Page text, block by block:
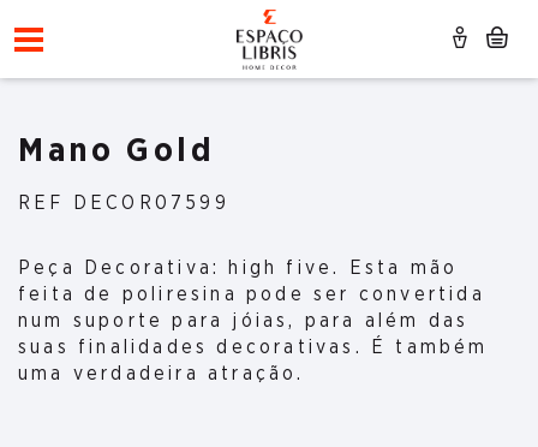
Mano Gold
REF DECOR07599
Peça Decorativa: high five. Esta mão
feita de poliresina pode ser convertida
num suporte para jóias, para além das
suas finalidades decorativas. É também
uma verdadeira atração.